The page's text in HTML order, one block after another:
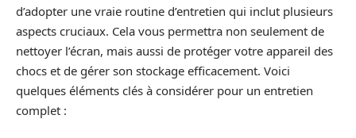
d’adopter une vraie routine d’entretien qui inclut plusieurs
aspects cruciaux. Cela vous permettra non seulement de
nettoyer l’écran, mais aussi de protéger votre appareil des
chocs et de gérer son stockage efficacement. Voici
quelques éléments clés à considérer pour un entretien
complet :